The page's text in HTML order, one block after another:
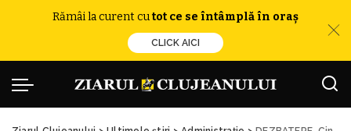
Rămâi la curent cutot ce se întâmplă în oraș
CLICK AICI